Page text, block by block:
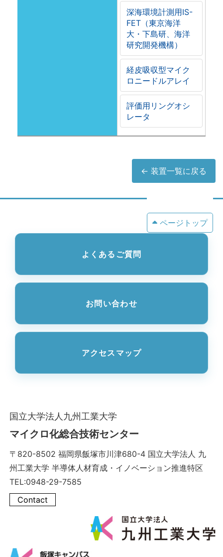
深海環境計測用IS-
FET（東京海洋
大・下島研、海洋
研究開発機構）
経皮吸収型マイク
ロニードルアレイ
評価用リングオシ
レータ
← 装置一覧に戻る
ページトップ
よくあるご質問
お問い合わせ
アクセスマップ
国立大学法人九州工業大学
マイクロ化総合技術センター
〒820-8502 福岡県飯塚市川津680-4 国立大学法人 九
州工業大学 半導体人材育成・イノベーション推進特区
TEL:0948-29-7585
Contact